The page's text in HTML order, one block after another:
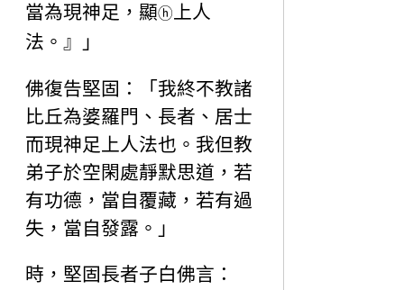
當為現神足，顯ⓗ 上人
法。』」
佛復告堅固：「我終不教諸
比丘為婆羅門、長者、居士
而現神足上人法也。我但教
弟子於空閑處靜默思道，若
有功德，當自覆藏，若有過
失，當自發露。」
時，堅固長者子白佛言：